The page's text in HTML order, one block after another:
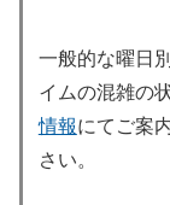
一般的な曜日
イムの混雑の
情報にてご案
さい。